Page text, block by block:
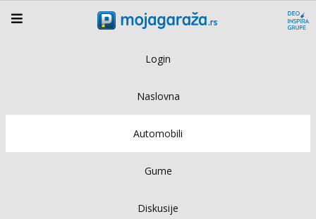
Login
Naslovna
Automobili
Gume
Diskusije